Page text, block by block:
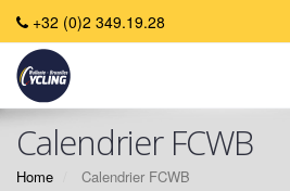
+32 (0)2 349.19.28
Calendrier FCWB
Home Calendrier FCWB